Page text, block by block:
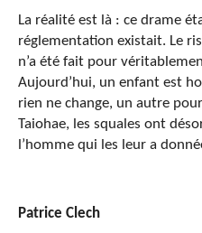
La réalité est là : ce drame
réglementation existait. Le
n’a été fait pour
Aujourd’hui, un enfant est
rien ne change, un autre
Taiohae, les squales ont
l’homme qui les leur a
Patrice Clech